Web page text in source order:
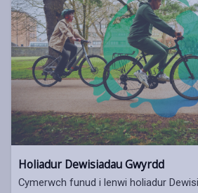
Holiadur Dewisiadau Gwyrdd
Cymerwch funud i lenwi holiadur